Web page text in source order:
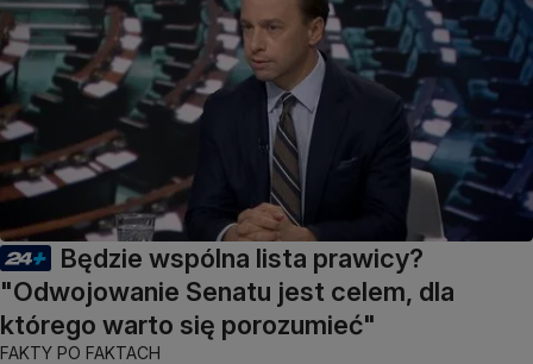
Będzie wspólna lista prawicy?
"Odwojowanie Senatu jest celem, dla
którego warto się porozumieć"
FAKTY PO FAKTACH